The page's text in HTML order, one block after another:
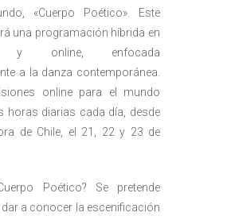
«Cuerpo Poético». Este
una programación híbrida en
y online, enfocada
a la danza contemporánea.
online para el mundo
horas diarias cada día, desde
de Chile, el 21, 22 y 23 de
Poético? Se pretende
a conocer la escenificación